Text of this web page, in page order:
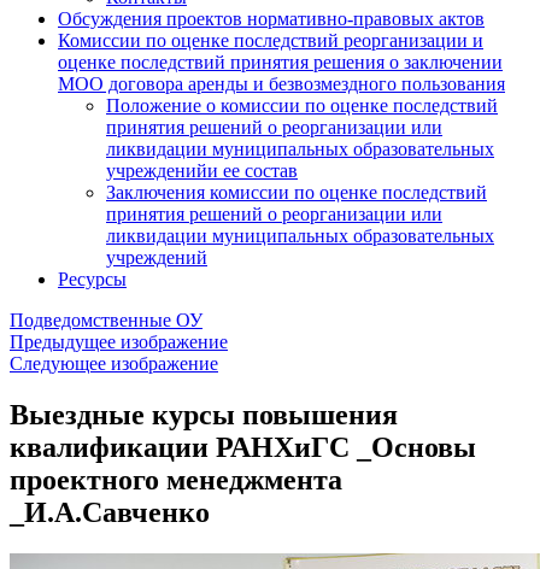
Обсуждения проектов нормативно-правовых актов
Комиссии по оценке последствий реорганизации и
оценке последствий принятия решения о заключении
МОО договора аренды и безвозмездного пользования
Положение о комиссии по оценке последствий
принятия решений о реорганизации или
ликвидации муниципальных образовательных
учрежденийи ее состав
Заключения комиссии по оценке последствий
принятия решений о реорганизации или
ликвидации муниципальных образовательных
учреждений
Ресурсы
Подведомственные ОУ
Предыдущее изображение
Следующее изображение
Выездные курсы повышения
квалификации РАНХиГС _Основы
проектного менеджмента
_И.А.Савченко